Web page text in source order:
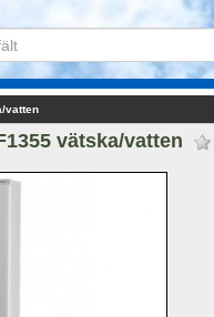
vatten
vätska/vatten